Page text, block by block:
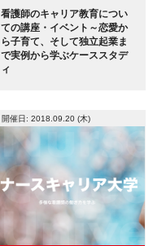
看護師のキャリア教育につい
ての講座・イベント～恋愛か
ら子育て、そして独立起業ま
で実例から学ぶケーススタデ
ィ
開催日: 2018.09.20 (木)